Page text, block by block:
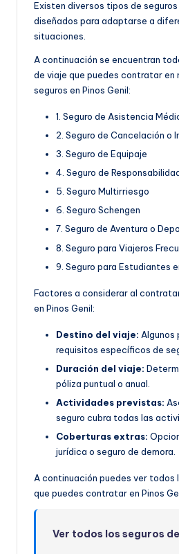
Existen diversos tipos de seguros
diseñados para adaptarse a
situaciones.
A continuación se encuentran
de viaje que puedes contratar en
seguros en Pinos Genil:
1. Seguro de Asistencia
2. Seguro de Cancelación o
3. Seguro de Equipaje
4. Seguro de
5. Seguro Multirriesgo
6. Seguro Schengen
7. Seguro de Aventura o
8. Seguro para Viajeros
9. Seguro para Estudiantes
Factores a considerar al
en Pinos Genil:
Destino del viaje: Algunos
requisitos específicos de
Duración del viaje:
póliza puntual o anual.
Actividades previstas:
seguro cubra todas las
Coberturas extras:
jurídica o seguro de demora.
A continuación puedes ver todos
que puedes contratar en Pinos
Ver todos los seguros